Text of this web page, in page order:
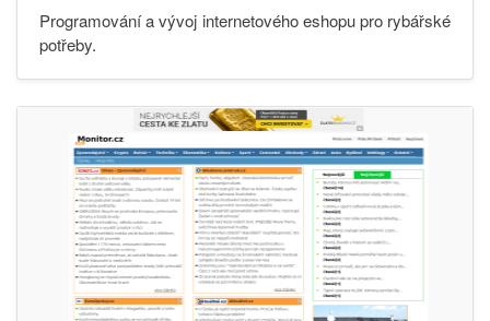
Programování a vývoj internetového eshopu pro rybářské
potřeby.